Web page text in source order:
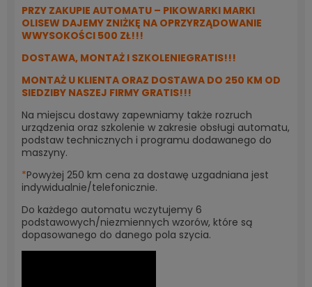
PRZY ZAKUPIE AUTOMATU – PIKOWARKI MARKI
OLISEW DAJEMY ZNIŻKĘ NA OPRZYRZĄDOWANIE
WWYSOKOŚCI 500 ZŁ!!!
DOSTAWA, MONTAŻ I SZKOLENIEGRATIS!!!
MONTAŻ U KLIENTA ORAZ DOSTAWA DO 250 KM OD
SIEDZIBY NASZEJ FIRMY GRATIS!!!
Na miejscu dostawy zapewniamy także rozruch
urządzenia oraz szkolenie w zakresie obsługi automatu,
podstaw technicznych i programu dodawanego do
maszyny.
*Powyżej 250 km cena za dostawę uzgadniana jest
indywidualnie/telefonicznie.
Do każdego automatu wczytujemy 6
podstawowych/niezmiennych wzorów, które są
dopasowanego do danego pola szycia.